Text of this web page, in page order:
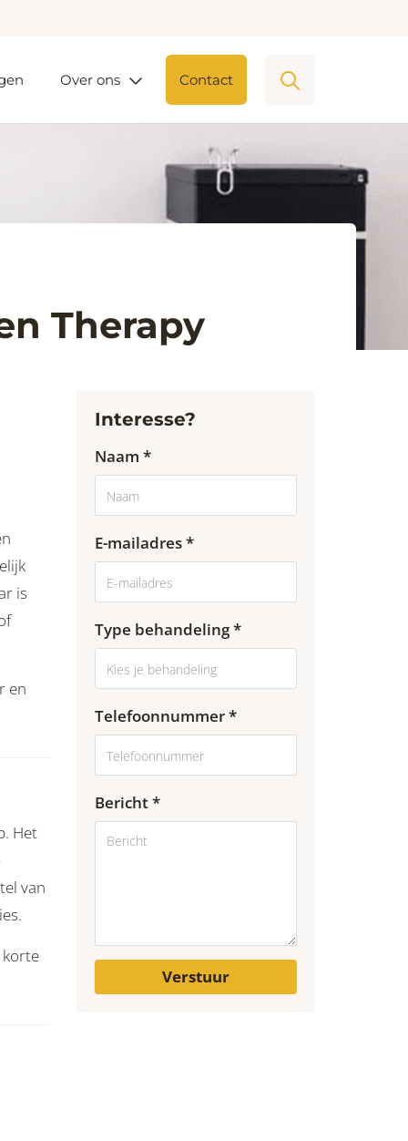
Therapy
is
en
Het
van
Interesse?
Naam *
E-mailadres *
Type behandeling *
Telefoonnummer *
Bericht *
Verstuur
Over ons Contact